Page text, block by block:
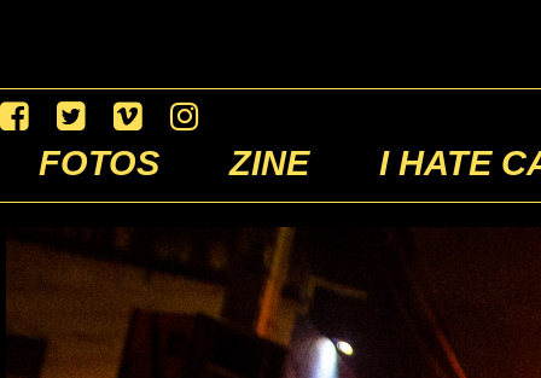
FOTOS ZINE I HATE